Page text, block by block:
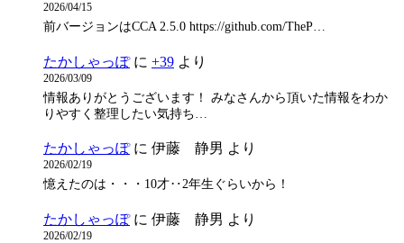
2026/04/15
前バージョンはCCA 2.5.0 https://github.com/TheP…
たかしゃっぽに +39 より
2026/03/09
情報ありがとうございます！ みなさんから頂いた情報をわか
りやすく整理したい気持ち…
たかしゃっぽに 伊藤 静男 より
2026/02/19
憶えたのは・・・10才‥2年生ぐらいから！
たかしゃっぽに 伊藤 静男 より
2026/02/19